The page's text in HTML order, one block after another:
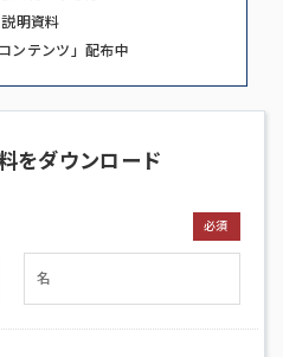
明資料
ンテンツ」配布中
をダウンロード
必須